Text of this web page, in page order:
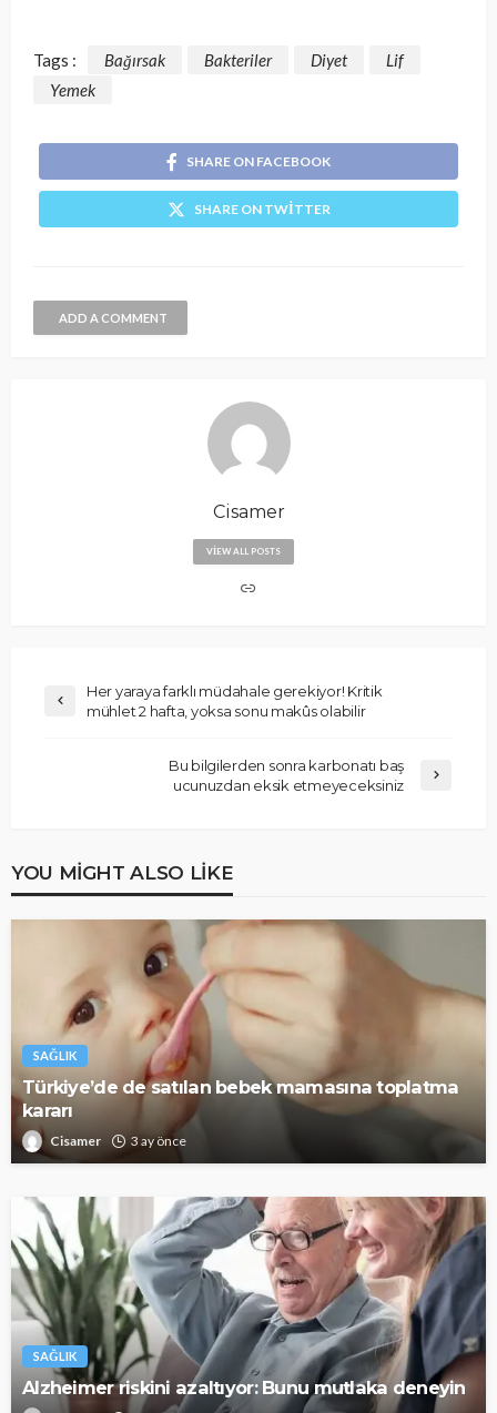
Tags : Bağırsak Bakteriler Diyet
Lif
Yemek
SHARE ON FACEBOOK
SHARE ON TWITTER
ADD A COMMENT
Cisamer
VIEW ALL POSTS
Her yaraya farklı müdahale gerekiyor! Kritik
mühlet 2 hafta, yoksa sonu makûs olabilir
Bu bilgilerden sonra karbonatı baş
ucunuzdan eksik etmeyeceksiniz
YOU MIGHT ALSO LIKE
SAĞLIK
Türkiye’de de satılan bebek mamasına toplatma
kararı
Cisamer 3 ay önce
SAĞLIK
Alzheimer riskini azaltıyor: Bunu mutlaka deneyin